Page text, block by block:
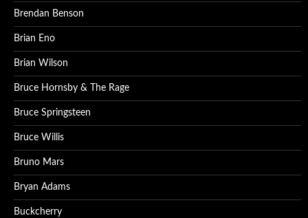
Brendan Benson
Brian Eno
Brian Wilson
Bruce Hornsby & The Rage
Bruce Springsteen
Bruce Willis
Bruno Mars
Bryan Adams
Buckcherry